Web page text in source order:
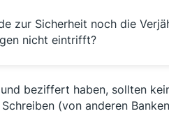
zur Sicherheit noch die
nicht eintrifft?
beziffert haben, sollten
(von anderen